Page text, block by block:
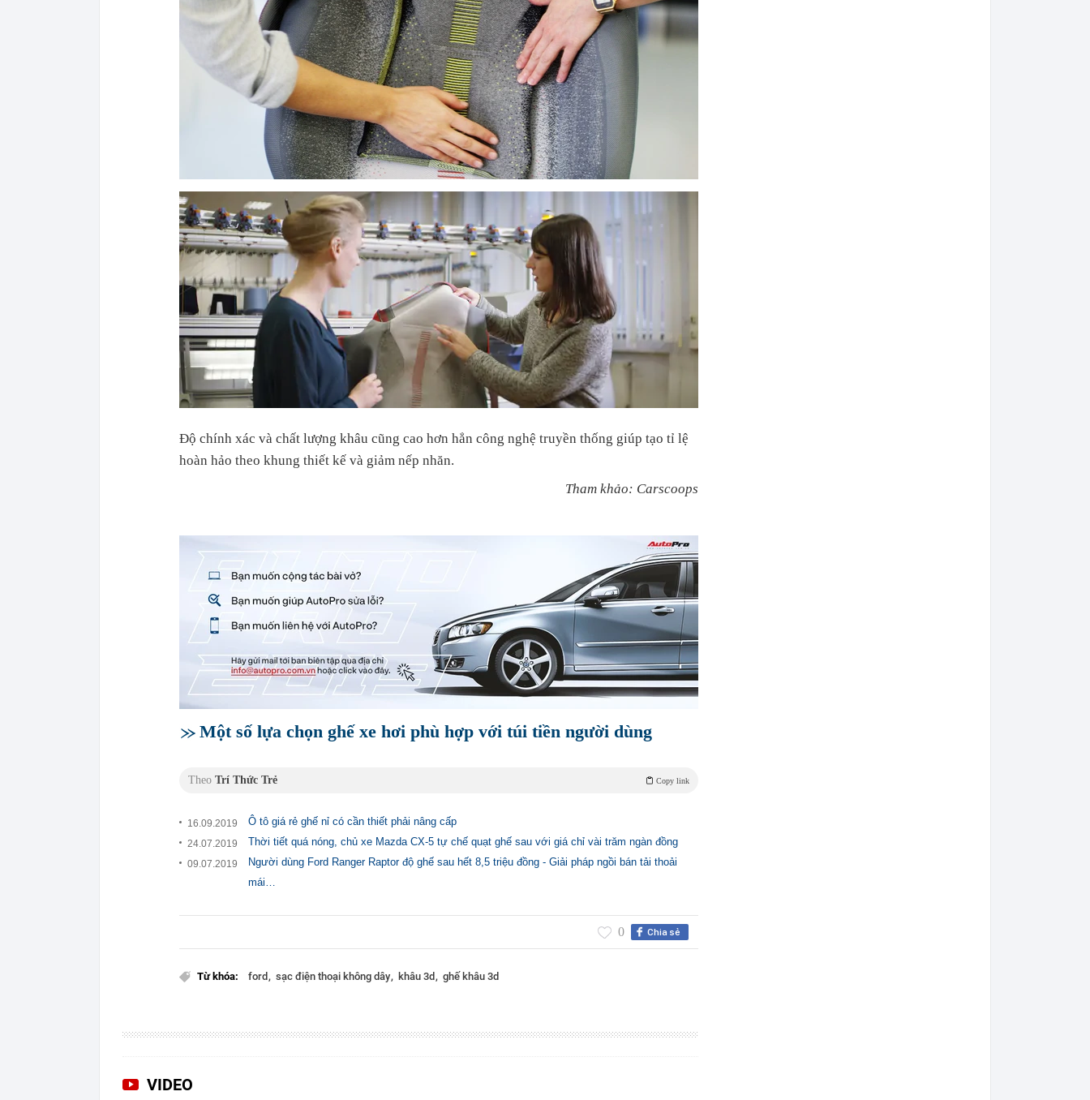
Độ chính xác và chất lượng khâu cũng cao hơn hẳn công nghệ truyền thống giúp tạo tỉ lệ
hoàn hảo theo khung thiết kế và giảm nếp nhăn.
Tham khảo: Carscoops
Một số lựa chọn ghế xe hơi phù hợp với túi tiền người dùng
Theo Trí Thức Trẻ Copy link
16.09.2019 Ô tô giá rẻ ghế nỉ có cần thiết phải nâng cấp
24.07.2019 Thời tiết quá nóng, chủ xe Mazda CX-5 tự chế quạt ghế sau với giá chỉ vài trăm ngàn đồng
09.07.2019
Người dùng Ford Ranger Raptor độ ghế sau hết 8,5 triệu đồng - Giải pháp ngồi bán tải thoải
mái…
Chia sẻ
0
Từ khóa: ford sạc điện thoại không dây khâu 3d ghế khâu 3d
VIDEO